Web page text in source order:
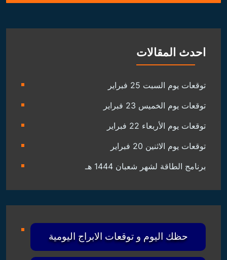
احدث المقالات
توقعات يوم السبت 25 فبراير
توقعات يوم الخميس 23 فبراير
توقعات يوم الأربعاء 22 فبراير
توقعات يوم الاثنين 20 فبراير
برنامج الطاقة لشهر شعبان 1444 هـ
حظك اليوم و توقعات الابراج اليومية